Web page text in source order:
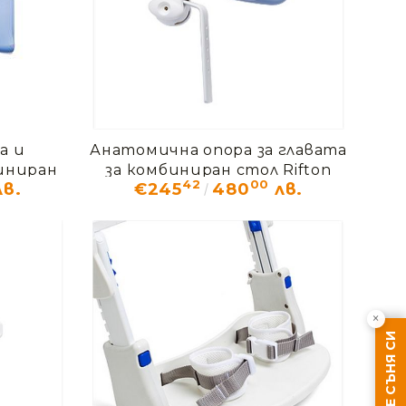
и
Анатомична опора за главата
за комбиниран стол Rifton
HTS
€24542 48000 лв.
×